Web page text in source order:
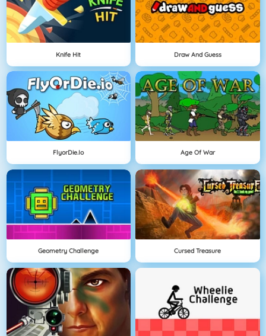
Knife Hit Draw And Guess
FlyorDie.io Age Of War
Geometry Challenge Cursed Treasure